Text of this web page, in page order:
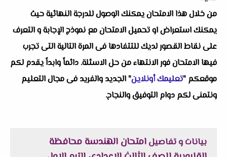
من خلال هذا الامتحان يمكنك الوصول للدرجة النهائية حيث
يمكنك استعراض او تحميل الامتحان مع نموذج الإجابة و التعرف
على نقاط القصور لديك للتتفادها فى المرة التالية التى تجرب
فيها الامتحان فور الانتهاء من حل الاسئلة. دائماً وابداً يقدم لكم
موقعكم "تعليمك أونلاين" الجديد والفريد فى مجال التعليم
ونتمنى لكم دوام التوفيق والنجاح.
بيانات و تفاصيلامتحان الهندسة محافظة